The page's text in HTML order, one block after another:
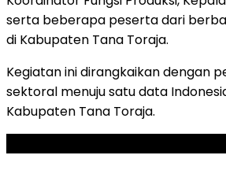
serta beberapa peserta dari
di Kabupaten Tana Toraja.
Kegiatan ini dirangkaikan dengan
sektoral menuju satu data
Kabupaten Tana Toraja.